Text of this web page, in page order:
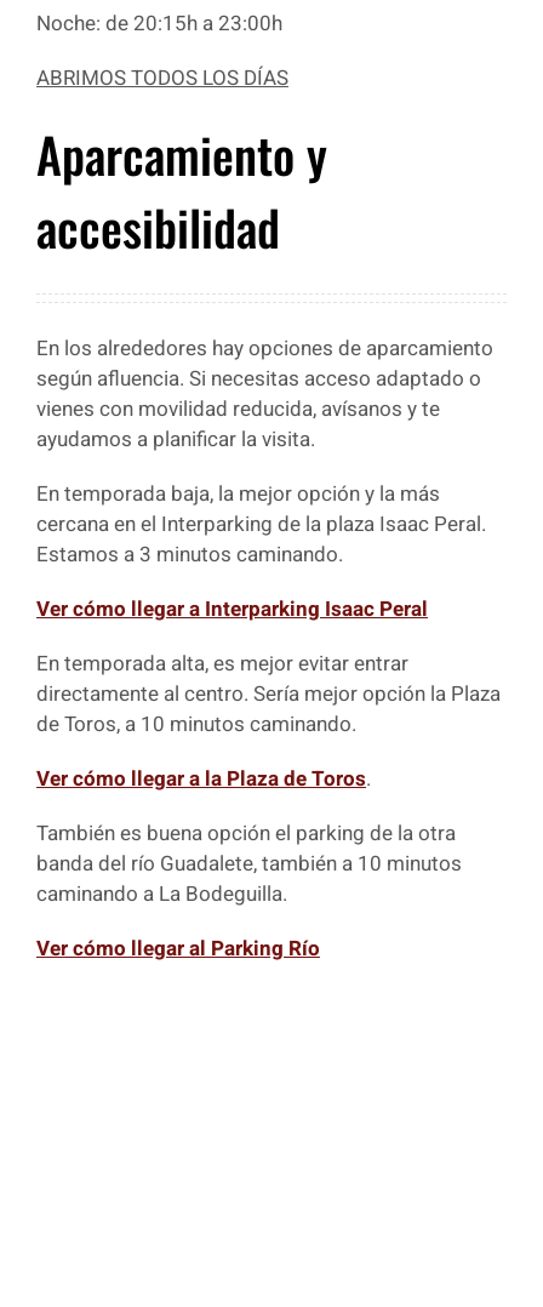
Noche: de 20:15h a 23:00h
ABRIMOS TODOS LOS DÍAS
Aparcamiento y
accesibilidad
En los alrededores hay opciones de aparcamiento
según afluencia. Si necesitas acceso adaptado o
vienes con movilidad reducida, avísanos y te
ayudamos a planificar la visita.
En temporada baja, la mejor opción y la más
cercana en el Interparking de la plaza Isaac Peral.
Estamos a 3 minutos caminando.
Ver cómo llegar a Interparking Isaac Peral
En temporada alta, es mejor evitar entrar
directamente al centro. Sería mejor opción la Plaza
de Toros, a 10 minutos caminando.
Ver cómo llegar a la Plaza de Toros.
También es buena opción el parking de la otra
banda del río Guadalete, también a 10 minutos
caminando a La Bodeguilla.
Ver cómo llegar al Parking Río